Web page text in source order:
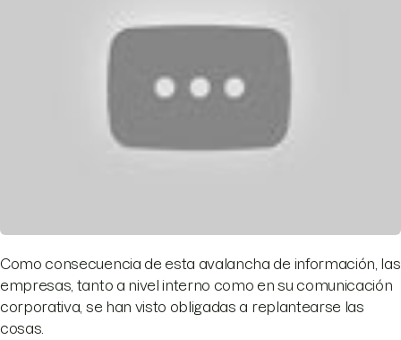
Como consecuencia de esta avalancha de información, las
empresas, tanto a nivel interno como en su comunicación
corporativa, se han visto obligadas a replantearse las
cosas.